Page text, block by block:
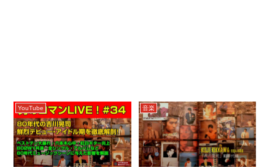
YouTube 音楽